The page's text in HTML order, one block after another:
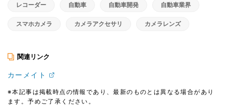
レコーダー 自動車 自動車開発 自動車業界
スマホカメラ カメラアクセサリ カメラレンズ
関連リンク
カーメイト
※本記事は掲載時点の情報であり、最新のものとは異なる場合があり
ます。予めご了承ください。